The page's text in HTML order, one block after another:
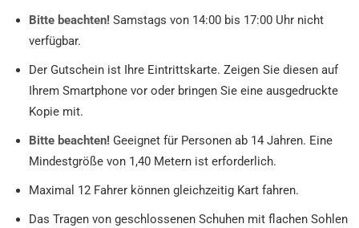
Bitte beachten! Samstags von 14:00 bis 17:00 Uhr nicht
verfügbar.
Der Gutschein ist Ihre Eintrittskarte. Zeigen Sie diesen auf
Ihrem Smartphone vor oder bringen Sie eine ausgedruckte
Kopie mit.
Bitte beachten! Geeignet für Personen ab 14 Jahren. Eine
Mindestgröße von 1,40 Metern ist erforderlich.
Maximal 12 Fahrer können gleichzeitig Kart fahren.
Das Tragen von geschlossenen Schuhen mit flachen Sohlen